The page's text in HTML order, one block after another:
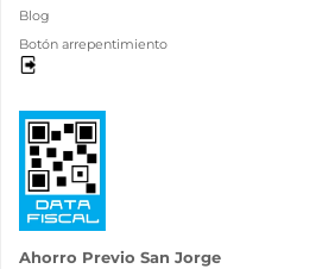
Blog
Botón arrepentimiento
Ahorro Previo San Jorge